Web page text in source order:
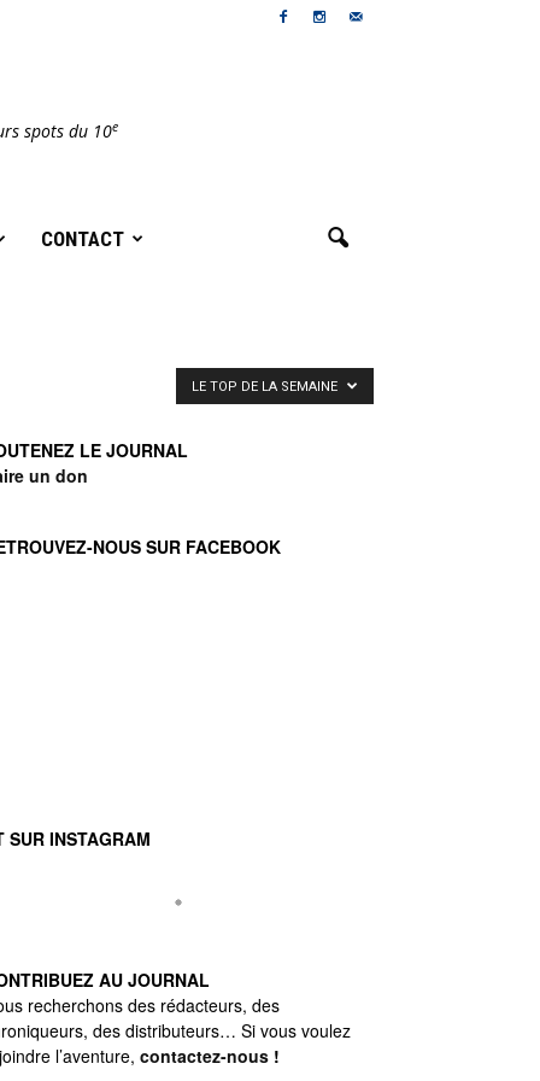
spots du 10e
CONTACT
LE TOP DE LA SEMAINE
LE JOURNAL
un don
NOUS SUR FACEBOOK
SUR INSTAGRAM
AU JOURNAL
recherchons des rédacteurs, des
des distributeurs… Si vous voulez
l’aventure, contactez-nous !